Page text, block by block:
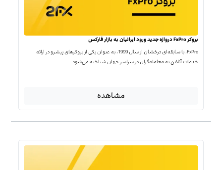
بروکر FxPro دروازه جدید ورود ایرانیان به بازار فارکس
FxPro، با سابقه‌ای درخشان از سال 1999، به عنوان یکی از بروکرهای پیشرو در ارائه
خدمات آنلاین به معامله‌گران در سراسر جهان شناخته می‌شود
مشاهده